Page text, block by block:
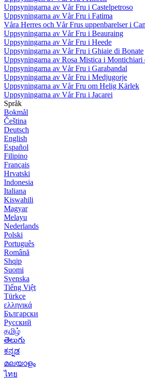
Uppsyningarna av Vår Fru i Castelpetroso
Uppsyningarna av Vår Fru i Fatima
Våra Herres och Vår Frus uppenbarelser i
Uppsyningarna av Vår Fru i Beauraing
Uppsyningarna av Vår Fru i Heede
Uppsyningarna av Vår Fru i Ghiaie di Bonate
Uppsyningarna av Rosa Mistica i Montichiari
Uppsyningarna av Vår Fru i Garabandal
Uppsyningarna av Vår Fru i Medjugorje
Uppsyningarna av Vår Fru om Helig Kärlek
Uppsyningarna av Vår Fru i Jacarei
Språk
Bokmål
Čeština
Deutsch
English
Español
Filipino
Français
Hrvatski
Indonesia
Italiana
Kiswahili
Magyar
Melayu
Nederlands
Polski
Português
Română
Shqip
Suomi
Svenska
Tiếng Việt
Türkçe
ελληνικά
Български
Русский
தமிழ்
తెలుగు
ಕನ್ನಡ
മലയാളം
ไทย